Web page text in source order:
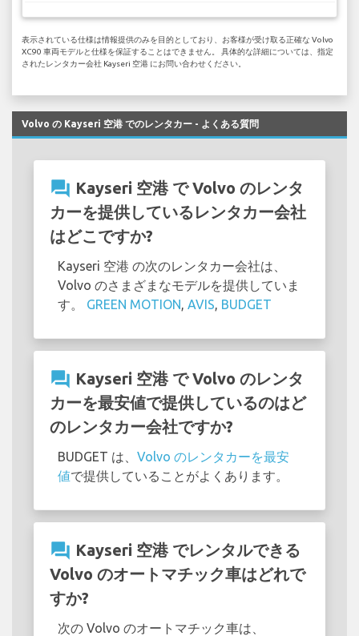
表示されている仕様は情報提供のみを目的としており、お客様が受け取る正確な Volvo
XC90 車両モデルと仕様を保証することはできません。 具体的な詳細については、指定
されたレンタカー会社 Kayseri 空港 にお問い合わせください。
Volvo の Kayseri 空港 でのレンタカー - よくある質問
question_answer Kayseri 空港 で Volvo のレンタ
カーを提供しているレンタカー会社
はどこですか?
Kayseri 空港 の次のレンタカー会社は、
Volvo のさまざまなモデルを提供していま
す。 GREEN MOTION AVIS BUDGET
question_answer Kayseri 空港 で Volvo のレンタ
カーを最安値で提供しているのはど
のレンタカー会社ですか?
BUDGET は、 Volvo のレンタカーを最安
値で提供していることがよくあります。
question_answer Kayseri 空港 でレンタルできる
Volvo のオートマチック車はどれで
すか?
次の Volvo のオートマチック車は、